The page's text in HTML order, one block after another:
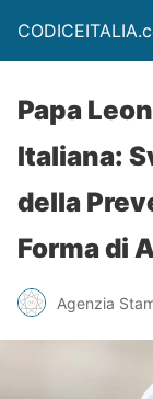
Papa
Italiana:
della
Forma di
Agenzia